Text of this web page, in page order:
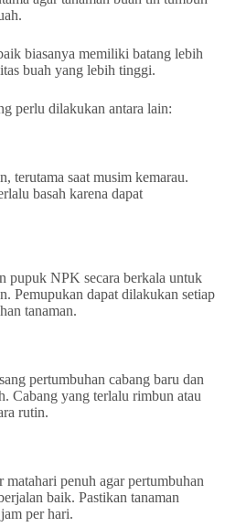
biasanya memiliki batang lebih
buah yang lebih tinggi.
perlu dilakukan antara lain:
terutama saat musim kemarau.
basah karena dapat
pupuk NPK secara berkala untuk
Pemupukan dapat dilakukan setiap
tanaman.
pertumbuhan cabang baru dan
Cabang yang terlalu rimbun atau
rutin.
penuh agar pertumbuhan
baik. Pastikan tanaman
per hari.